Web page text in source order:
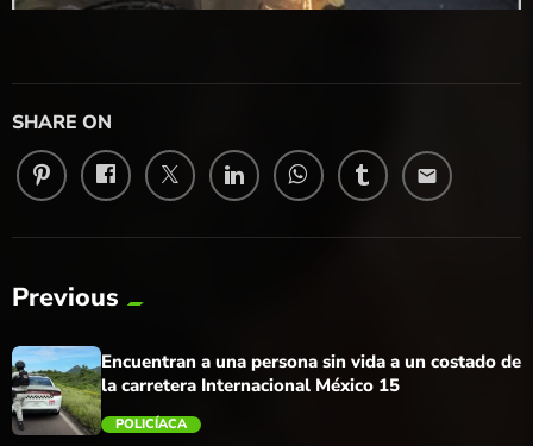
SHARE ON
email
Previous
Encuentran a una persona sin vida a un costado de
la carretera Internacional México 15
POLICÍACA